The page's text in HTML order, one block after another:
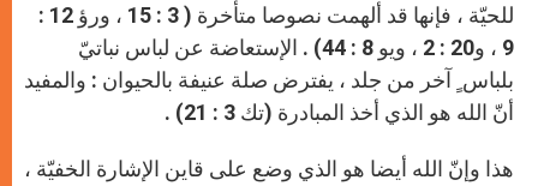
للحيّة ، فإنها قد ألهمت نصوصا متأخرة ( 3 : 15 ، ورؤ 12 :
9 ، و20 : 2 ، ويو 8 : 44) . الإستعاضة عن لباس نباتيّ
بلباس ٍ آخر من جلد ، يفترض صلة عنيفة بالحيوان : والمفيد
أنّ الله هو الذي أخذ المبادرة (تك 3 : 21) .
هذا وإنّ الله أيضا هو الذي وضع على قاين الإشارة الخفيّة ،